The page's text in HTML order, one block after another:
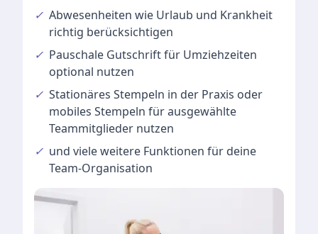
✓ Abwesenheiten wie Urlaub und Krankheit
richtig berücksichtigen
✓ Pauschale Gutschriftfür Umziehzeiten
optional nutzen
✓ Stationäres Stempeln in der Praxis oder
mobiles Stempeln für ausgewählte
Teammitglieder nutzen
✓ und vieleweitere Funktionen für deine
Team-Organisation